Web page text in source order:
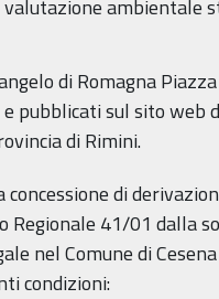
ambientale
di Romagna
pubblicati sul sito web
di Rimini.
di
Regionale 41/01 dalla
nel Comune di
condizioni: